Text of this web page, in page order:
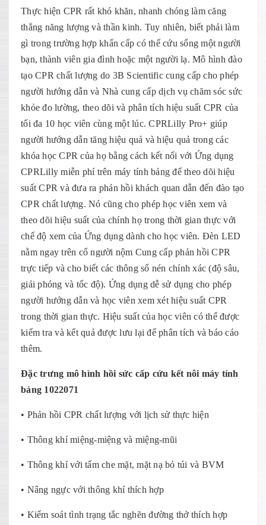
Thực hiện CPR rất khó khăn, nhanh chóng làm căng
thẳng năng lượng và thần kinh. Tuy nhiên, biết phải làm
gì trong trường hợp khẩn cấp có thể cứu sống một người
bạn, thành viên gia đình hoặc một người lạ. Mô hình đào
tạo CPR chất lượng do 3B Scientific cung cấp cho phép
người hướng dẫn và Nhà cung cấp dịch vụ chăm sóc sức
khỏe đo lường, theo dõi và phân tích hiệu suất CPR của
tối đa 10 học viên cùng một lúc. CPRLilly Pro+ giúp
người hướng dẫn tăng hiệu quả và hiệu quả trong các
khóa học CPR của họ bằng cách kết nối với Ứng dụng
CPRLilly miễn phí trên máy tính bảng để theo dõi hiệu
suất CPR và đưa ra phản hồi khách quan dẫn đến đào tạo
CPR chất lượng. Nó cũng cho phép học viên xem và
theo dõi hiệu suất của chính họ trong thời gian thực với
chế độ xem của Ứng dụng dành cho học viên. Đèn LED
nằm ngay trên cổ người nộm Cung cấp phản hồi CPR
trực tiếp và cho biết các thông số nén chính xác (độ sâu,
giải phóng và tốc độ). Ứng dụng dễ sử dụng cho phép
người hướng dẫn và học viên xem xét hiệu suất CPR
trong thời gian thực. Hiệu suất của học viên có thể được
kiểm tra và kết quả được lưu lại để phân tích và báo cáo
thêm.
Đặc trưng mô hình hồi sức cấp cứu kết nôi máy tính
bảng 1022071
• Phản hồi CPR chất lượng với lịch sử thực hiện
• Thông khí miệng-miệng và miệng-mũi
• Thông khí với tấm che mặt, mặt nạ bỏ túi và BVM
• Nâng ngực với thông khí thích hợp
• Kiểm soát tình trạng tắc nghẽn đường thở thích hợp